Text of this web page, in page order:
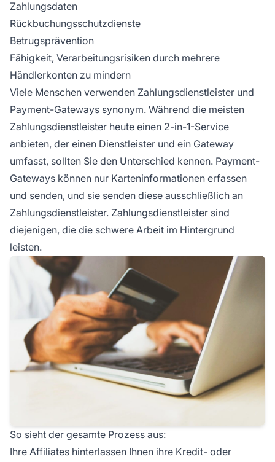
Zahlungsdaten
Rückbuchungsschutzdienste
Betrugsprävention
Fähigkeit, Verarbeitungsrisiken durch mehrere
Händlerkonten zu mindern
Viele Menschen verwenden Zahlungsdienstleister und
Payment-Gateways synonym. Während die meisten
Zahlungsdienstleister heute einen 2-in-1-Service
anbieten, der einen Dienstleister und ein Gateway
umfasst, sollten Sie den Unterschied kennen. Payment-
Gateways können nur Karteninformationen erfassen
und senden, und sie senden diese ausschließlich an
Zahlungsdienstleister. Zahlungsdienstleister sind
diejenigen, die die schwere Arbeit im Hintergrund
leisten.
So sieht der gesamte Prozess aus:
Ihre Affiliates hinterlassen Ihnen ihre Kredit- oder